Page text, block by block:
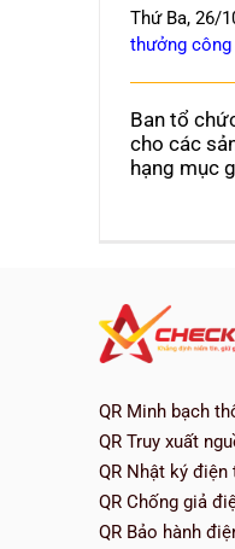
Thứ Ba, 26/
thưởng
Ban tổ
cho các
hạng mục
QR Minh bạch
QR Truy xuất
QR Nhật ký điện
QR Chống giả
QR Bảo hành